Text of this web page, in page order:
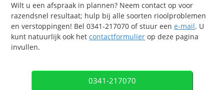
Wilt u een afspraak in plannen? Neem contact op voor
razendsnel resultaat; hulp bij alle soorten rioolproblemen
en verstoppingen! Bel 0341-217070 of stuur eene-mail. U
kunt natuurlijk ook hetcontactformulier op deze pagina
invullen.
0341-217070